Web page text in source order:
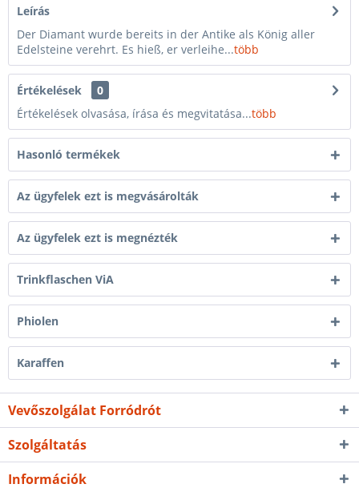
Leírás
Der Diamant wurde bereits in der Antike als König aller
Edelsteine verehrt. Es hieß, er verleihe...több
Értékelések
0
Értékelések olvasása, írása és megvitatása...több
Hasonló termékek
Az ügyfelek ezt is megvásárolták
Az ügyfelek ezt is megnézték
Trinkflaschen ViA
Phiolen
Karaffen
Vevőszolgálat Forródrót
Szolgáltatás
Információk